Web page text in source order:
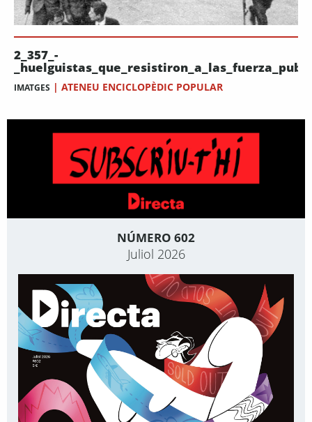
2_357_-
IMATGES | ATENEU ENCICLOPÈDIC POPULAR
NÚMERO 602
Juliol 2026